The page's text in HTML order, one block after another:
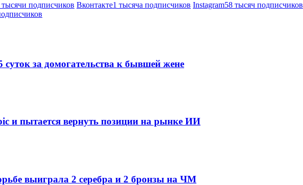
тысячи подписчиков Вконтакте1 тысяча подписчиков Instagram58 тысяч подписчиков
за домогательства к бывшей жене
и пытается вернуть позиции на рынке ИИ
выиграла 2 серебра и 2 бронзы на ЧМ